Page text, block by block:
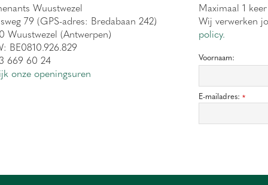
Wuustwezel
79 (GPS-adres: Bredabaan 242)
Wuustwezel (Antwerpen)
BE0810.926.829
669 60 24
onze openingsuren
Maximaal 1
Wij verwerken
policy.
Voornaam:
E-mailadres: *